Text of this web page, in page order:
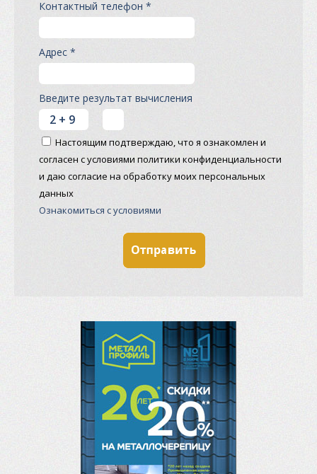
Контактный телефон *
Адрес *
Введите результат вычисления
Настоящим подтверждаю, что я ознакомлен и
согласен с условиями политики конфиденциальности
и даю согласие на обработку моих персональных
данных
Ознакомиться с условиями